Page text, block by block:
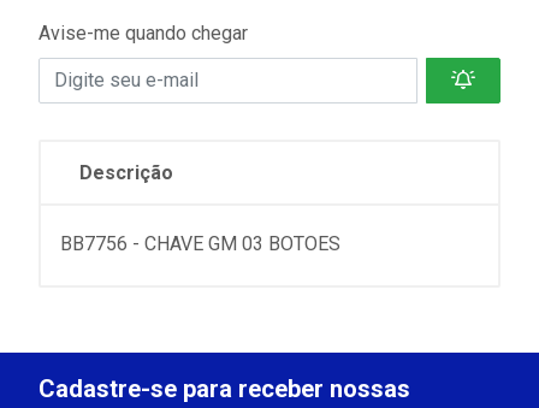
Avise-me quando chegar
Descrição
BB7756 - CHAVE GM 03 BOTOES
Cadastre-se para receber nossas